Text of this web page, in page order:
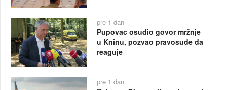
pre 1 dan
Pupovac osudio govor mržnje
u Kninu, pozvao pravosuđe da
reaguje
pre 1 dan